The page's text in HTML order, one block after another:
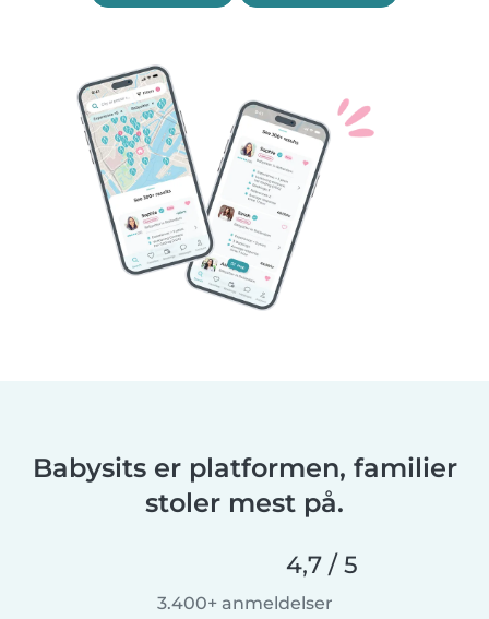
Babysits er platformen, familier
stoler mest på.
4,7 / 5
3.400+ anmeldelser